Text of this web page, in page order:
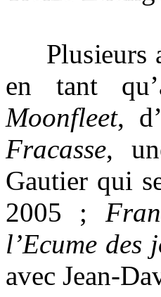
Plusieurs
en tant
Moonfleet,
Fracasse,
Gautier qui
2005 ;
l’Ecume des
avec Jean-